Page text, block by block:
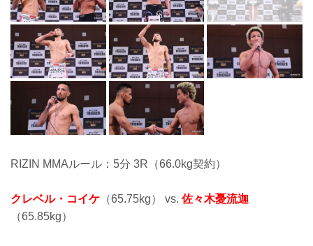
RIZIN MMAルール：5分 3R（66.0kg契約）
クレベル・コイケ （65.75kg） vs. 佐々木憂流迦
（65.85kg）